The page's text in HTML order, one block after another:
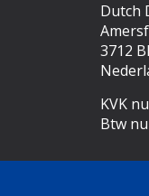
Dutch
3712
KVK
Btw